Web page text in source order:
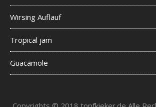
Wirsing Auflauf
Tropical jam
Guacamole